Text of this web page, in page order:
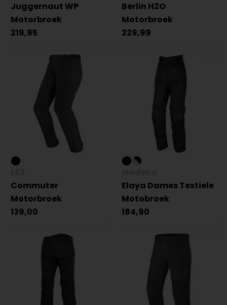
Juggernaut WP
Motorbroek
219,95
Berlin H2O
Motorbroek
229,99
Commuter
Motorbroek
139,00
Elaya Dames Textiele
Motobroek
184,90